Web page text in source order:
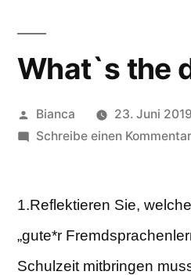
What`s the
Veröffentlicht
von
Bianca
23. Juni 2019
Schreibe einen Kommentar
1.Reflektieren Sie,
„gute*r
Schulzeit mitbringen